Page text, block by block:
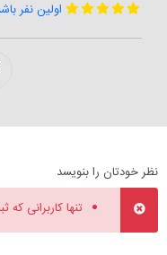
اولین نفر
نظر خودتان را بنویسد
تنها کاربرانی